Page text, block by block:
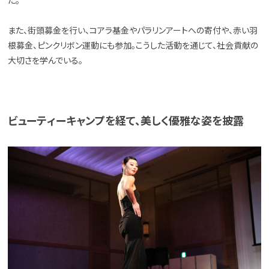
また、街頭募金を行い、コアラ基金やパラリンアートへの寄付や、赤い羽
根募金、ピンクリボン運動にも参加。こうした活動を通じて、社会貢献の
大切さを学んでいる。
ビューティーキャンプを経て、美しく優雅な姿を披露